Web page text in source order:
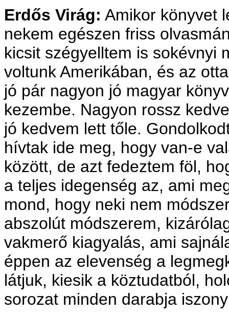
Erdős Virág: Amikor könyvet
nekem egészen friss
kicsit szégyelltem is sokévnyi
voltunk Amerikában, és az
jó pár nagyon jó magyar
kezembe. Nagyon rossz
jó kedvem lett tőle.
hívtak ide meg, hogy van-e
között, de azt fedeztem föl,
a teljes idegenség az, ami
mond, hogy neki nem
abszolút módszerem,
vakmerő kiagyalás, ami
éppen az elevenség a
látjuk, kiesik a köztudatból,
sorozat minden darabja